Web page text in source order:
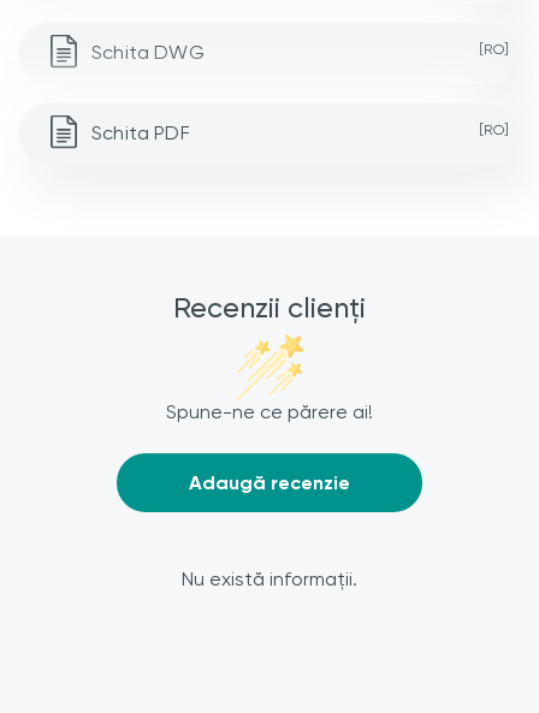
Schita DWG [RO]
Schita PDF [RO]
Recenzii clienți
Spune-ne ce părere ai!
Adaugă recenzie
Nu există informații.